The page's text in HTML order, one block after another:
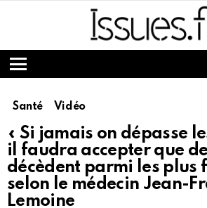
Menu
Santé Vidéo
« Si jamais on dépasse
il faudra accepter que
décèdent parmi les plus
selon le médecin Jean-
Lemoine